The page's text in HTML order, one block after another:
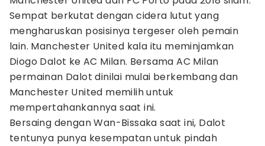
Sempat berkutat dengan cidera lutut yang
mengharuskan posisinya tergeser oleh pemain
lain. Manchester United kala itu meminjamkan
Diogo Dalot ke AC Milan. Bersama AC Milan
permainan Dalot dinilai mulai berkembang dan
Manchester United memilih untuk
mempertahankannya saat ini.
Bersaing dengan Wan-Bissaka saat ini, Dalot
tentunya punya kesempatan untuk pindah